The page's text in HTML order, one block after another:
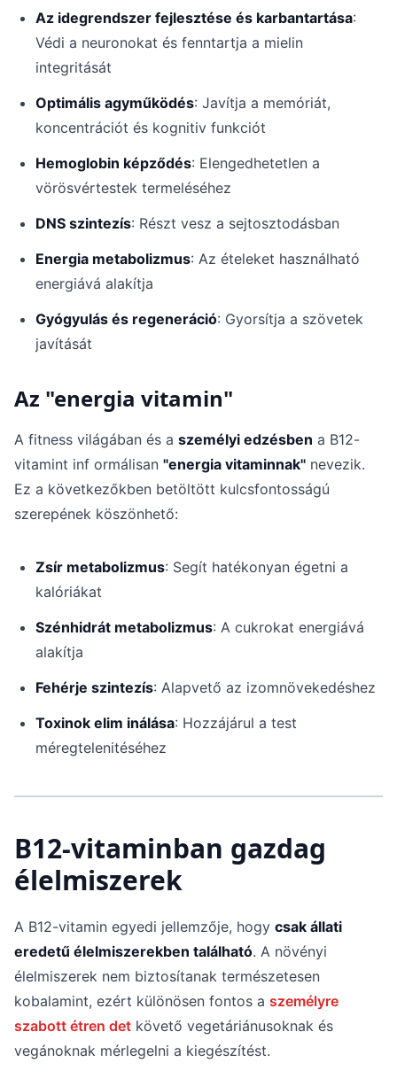
Az idegrendszer fejlesztése és karbantartása:
Védi a neuronokat és fenntartja a mielin
integritását
Optimális agyműködés: Javítja a memóriát,
koncentrációt és kognitiv funkciót
Hemoglobin képződés: Elengedhetetlen a
vörösvértestek termeléséhez
DNS szintezís: Részt vesz a sejtosztodásban
Energia metabolizmus: Az ételeket használható
energiává alakítja
Gyógyulás és regeneráció: Gyorsítja a szövetek
javítását
Az "energia vitamin"
A fitness világában és a személyi edzésben a B12-
vitamint inf ormálisan "energia vitaminnak" nevezik.
Ez a következőkben betöltött kulcsfontosságú
szerepének köszönhető:
Zsír metabolizmus: Segít hatékonyan égetni a
kalóriákat
Szénhidrát metabolizmus: A cukrokat energiává
alakítja
Fehérje szintezís: Alapvető az izomnövekedéshez
Toxinok elim inálása: Hozzájárul a test
méregtelenitéséhez
B12-vitaminban gazdag
élelmiszerek
A B12-vitamin egyedi jellemzője, hogy csak állati
eredetű élelmiszerekben található. A növényi
élelmiszerek nem biztosítanak természetesen
kobalamint, ezért különösen fontos a személyre
szabott étren det követő vegetáriánusoknak és
vegánoknak mérlegelni a kiegészítést.